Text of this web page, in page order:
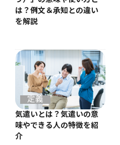
は？例文＆承知との違い
を解説
定義
気遣いとは？気遣いの意
味やできる人の特徴を紹
介